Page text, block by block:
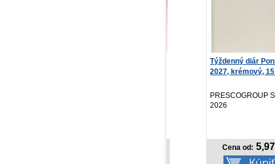
Týždenný diár Ponza
2027, krémový, 15 x ...
PRESCOGROUP SK,
5,97 €